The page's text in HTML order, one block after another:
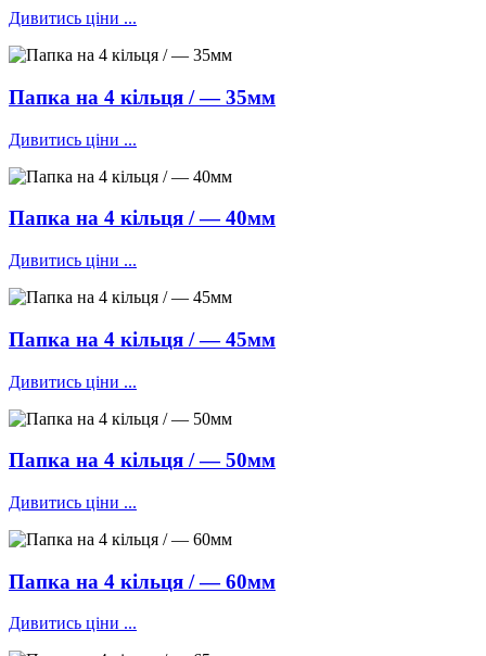
Дивитись ціни ...
Папка на 4 кільця / — 35мм
Дивитись ціни ...
Папка на 4 кільця / — 40мм
Дивитись ціни ...
Папка на 4 кільця / — 45мм
Дивитись ціни ...
Папка на 4 кільця / — 50мм
Дивитись ціни ...
Папка на 4 кільця / — 60мм
Дивитись ціни ...